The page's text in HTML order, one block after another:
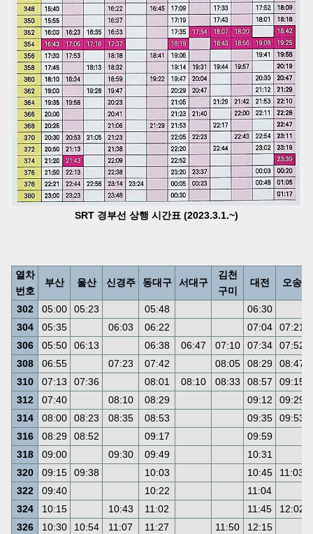
SRT 경부선 상행 시간표 (2023.3.1.~)
열차
번호
부산 울산 신경주 동대구 서대구
김천
구미
대전 오송
302 05:00 05:23 05:48 06:30
304
05:35 06:03 06:22 07:04
07:21
306
05:50 06:13 06:38 06:47 07:10 07:34 07:52
308
06:55 07:23 07:42 08:05 08:29
08:47
310
07:13 07:36 08:01 08:10 08:33 08:57 09:15
312
07:40 08:10 08:29 09:12 09:29
314
08:00 08:23 08:35 08:53 09:35
09:53
316
08:29 08:52 09:17 09:59
318
09:00 09:30 09:49
10:31
320
09:15 09:38 10:03 10:45
11:03
322
09:40 10:22
11:04
324
10:15 10:43 11:02 11:45
12:02
326
10:30 10:54 11:07 11:27 11:50 12:15